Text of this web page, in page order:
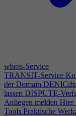
whois-Service
TRANSIT-Service
der Domain
lassen DISPUTE-
Anliegen melden Hier
Tools Praktische